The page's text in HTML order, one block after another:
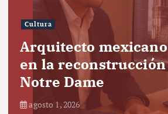
Cultura
Arquitecto
en la
Notre Dame
agosto 1, 2026